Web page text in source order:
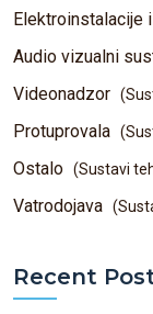
Elektroinstalacije
Audio vizualni
Videonadzor
Protuprovala
Ostalo (Sustavi
Vatrodojava
Recent